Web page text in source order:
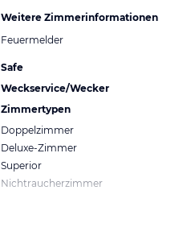
Weitere Zimmerinformationen
Feuermelder
Safe
Weckservice/Wecker
Zimmertypen
Doppelzimmer
Deluxe-Zimmer
Superior
Nichtraucherzimmer